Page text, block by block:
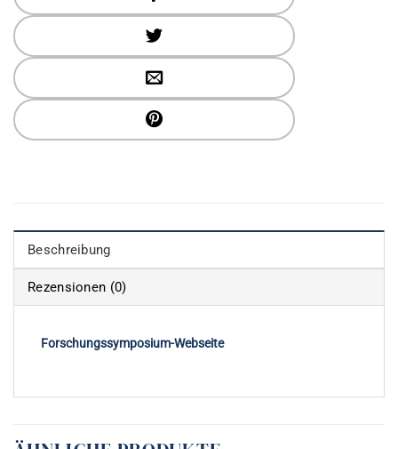
Beschreibung
Rezensionen (0)
Forschungssymposium-Webseite